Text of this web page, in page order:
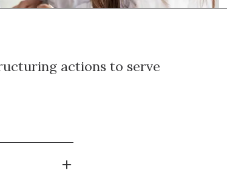
actions to serve